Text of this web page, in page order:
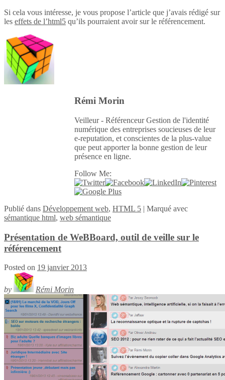
Si cela vous intéresse, je vous propose l’article que j’avais rédigé sur
les effets de l’html5 qu’ils pourraient avoir sur le référencement.
Rémi Morin
Veilleur - Référenceur Gestion de l'identité
numérique des entreprises soucieuses de leur
e-reputation, et conscientes de la plus-value
que peut apporter la bonne gestion de leur
présence en ligne.
Follow Me:
Publié dans Développement web, HTML 5 | Marqué avec
sémantique html, web sémantique
Présentation de WeBBoard, outil de veille sur le
référencement
Posted on 19 janvier 2013
by Rémi Morin